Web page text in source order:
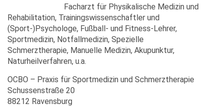
Facharzt für Physikalische Medizin und
Rehabilitation, Trainingswissenschaftler und
(Sport-)Psychologe, Fußball- und Fitness-Lehrer,
Sportmedizin, Notfallmedizin, Spezielle
Schmerztherapie, Manuelle Medizin, Akupunktur,
Naturheilverfahren, u.a.
OCBO – Praxis für Sportmedizin und Schmerztherapie
Schussenstraße 20
88212 Ravensburg